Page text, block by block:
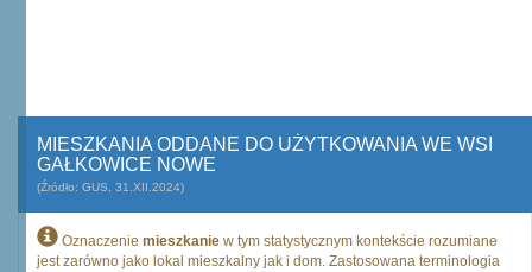
MIESZKANIA ODDANE DO UŻYTKOWANIA WE WSI
GAŁKOWICE NOWE
(Źródło: GUS, 31.XII.2024)
Oznaczenie mieszkanie w tym statystycznym kontekście rozumiane
jest zarówno jako lokal mieszkalny jak i dom. Zastosowana terminologia